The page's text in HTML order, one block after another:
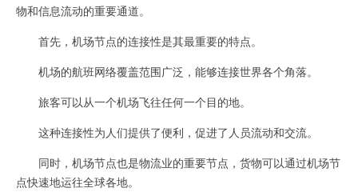
物和信息流动的重要通道。
首先，机场节点的连接性是其最重要的特点。
机场的航班网络覆盖范围广泛，能够连接世界各个角落。
旅客可以从一个机场飞往任何一个目的地。
这种连接性为人们提供了便利，促进了人员流动和交流。
同时，机场节点也是物流业的重要节点，货物可以通过机场节
点快速地运往全球各地。